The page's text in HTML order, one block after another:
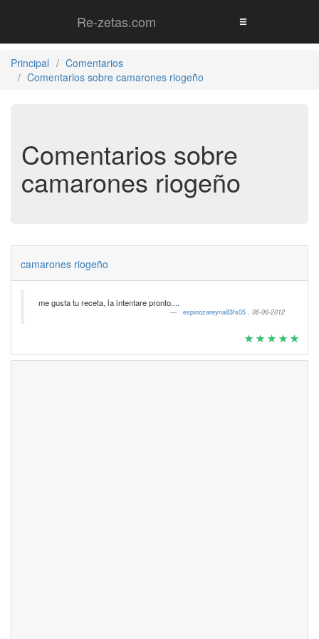
Re-zetas.com
Principal
Comentarios
Comentarios sobre camarones riogeño
Comentarios sobre
camarones riogeño
camarones riogeño
me gusta tu receta, la intentare pronto....
espinozareyna83fs05 , 06-06-2012